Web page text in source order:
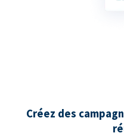
Créez des